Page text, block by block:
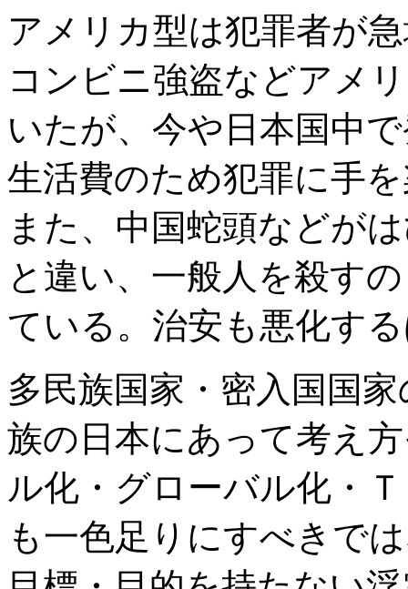
アメリカ型は犯罪者が
コンビニ強盗などアメ
いたが、今や日本国中
生活費のため犯罪に手
また、中国蛇頭などが
と違い、一般人を殺す
ている。治安も悪化す
多民族国家・密入国国
族の日本にあって考え
ル化・グローバル化・
も一色足りにすべきで